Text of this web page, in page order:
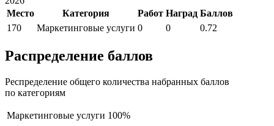
Место
Категория Работ Наград Баллов
170
Маркетинговые услуги 0 0 0.72
Распределение баллов
Респределение общего количества набранных баллов
по категориям
Маркетинговые услуги 100%